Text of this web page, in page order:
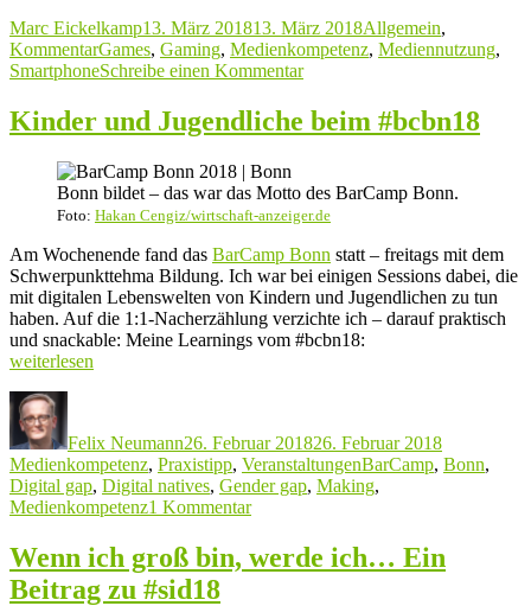
und
Co.
–
und
Gamification
Alltag“
Autor
Marc EickelkampVeröffentlicht
am
13. März 201813. März 2018Kategorien
Allgemein,
KommentarSchlagwörter
Games, Gaming, Medienkompetenz, Mediennutzung,
SmartphoneSchreibe einen Kommentarzu
daddeln
und
Gaming
und
im
Alltag
Kinder und Jugendliche beim #bcbn18
Bonn bildet – das war das Motto des BarCamp Bonn.
Foto: Hakan Cengiz/wirtschaft-anzeiger.de
Am Wochenende fand das BarCamp Bonn statt – freitags mit dem
Schwerpunkttehma Bildung. Ich war bei einigen Sessions dabei, die
mit digitalen Lebenswelten von Kindern und Jugendlichen zu tun
haben. Auf die 1:1‑Nacherzählung verzichte ich – darauf praktisch
und snackable: Meine Learnings vom #bcbn18:
„Kinder
Jugendliche
beim
#bcbn18“
weiterlesen
Felix Neumann26. Februar 201826. Februar 2018
Medienkompetenz, Praxistipp, VeranstaltungenSchlagwörter
BarCamp, Bonn,
Digital gap, Digital natives, Gender gap, Making,
Medienkompetenz1 Kommentarzu
Jugendliche
Wenn ich groß bin, werde ich… Ein
Beitrag zu #sid18